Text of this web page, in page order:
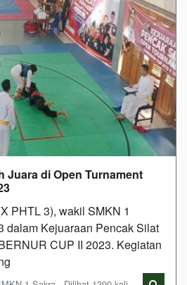
Juara di Open Turnament
PHTL 3), wakil SMKN 1
dalam Kejuaraan Pencak Silat
CUP II 2023. Kegiatan